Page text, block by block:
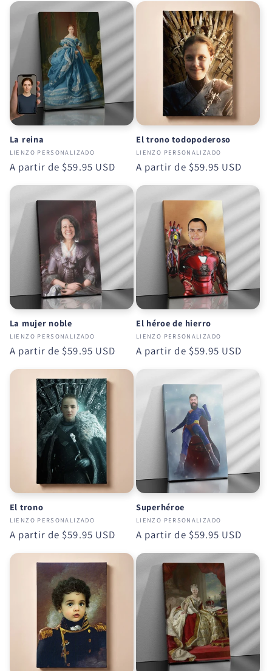
La reina
LIENZO PERSONALIZADO
Precio
A partir de $59.95 USD
El trono todopoderoso
LIENZO PERSONALIZADO
Precio
A partir de $59.95 USD
La mujer noble
LIENZO PERSONALIZADO
Precio
A partir de $59.95 USD
El héroe de hierro
LIENZO PERSONALIZADO
Precio
A partir de $59.95 USD
El trono
LIENZO PERSONALIZADO
Precio
A partir de $59.95 USD
Superhéroe
LIENZO PERSONALIZADO
Precio
A partir de $59.95 USD